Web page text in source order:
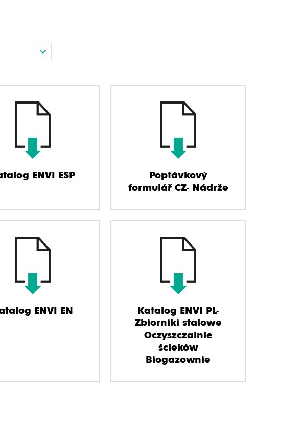
ENVI ESP
Poptávkový
formulář CZ- Nádrže
ENVI EN
Katalog ENVI PL-
Zbiorniki stalowe
Oczyszczalnie
ścieków
Biogazownie